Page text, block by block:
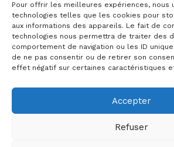
Pour offrir les meilleures expériences, nous
technologies telles que les cookies pour
aux informations des appareils. Le fait de
technologies nous permettra de traiter des
comportement de navigation ou les ID
de ne pas consentir ou de retirer son
effet négatif sur certaines caractéristiques
Accepter
Refuser
✉ contact@crige-paca.org
Mentions légales
RGPD